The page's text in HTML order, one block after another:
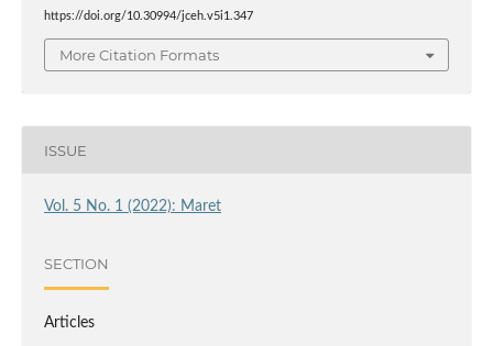
https://doi.org/10.30994/jceh.v5i1.347
More Citation Formats
ISSUE
Vol. 5 No. 1 (2022): Maret
SECTION
Articles